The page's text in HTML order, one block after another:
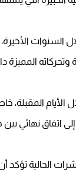
السنوات
وتحركاته المميزة
الأيام
اتفاق نهائي
الحالية تؤكد